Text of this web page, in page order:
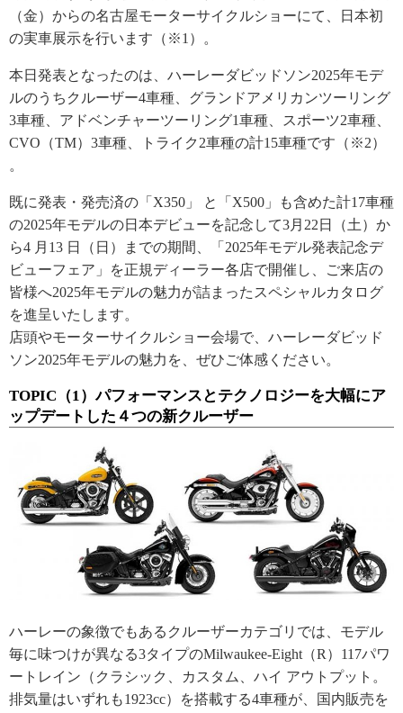
（金）からの名古屋モーターサイクルショーにて、日本初
の実車展示を行います（※1）。
本日発表となったのは、ハーレーダビッドソン2025年モデ
ルのうちクルーザー4車種、グランドアメリカンツーリング
3車種、アドベンチャーツーリング1車種、スポーツ2車種、
CVO（TM）3車種、トライク2車種の計15車種です（※2）
。
既に発表・発売済の「X350」 と「X500」も含めた計17車種
の2025年モデルの日本デビューを記念して3月22日（土）か
ら4 月13 日（日）までの期間、「2025年モデル発表記念デ
ビューフェア」を正規ディーラー各店で開催し、ご来店の
皆様へ2025年モデルの魅力が詰まったスペシャルカタログ
を進呈いたします。
店頭やモーターサイクルショー会場で、ハーレーダビッド
ソン2025年モデルの魅力を、ぜひご体感ください。
TOPIC（1）パフォーマンスとテクノロジーを大幅にア
ップデートした４つの新クルーザー
ハーレーの象徴でもあるクルーザーカテゴリでは、モデル
毎に味つけが異なる3タイプのMilwaukee-Eight（R）117パワ
ートレイン（クラシック、カスタム、ハイ アウトプット。
排気量はいずれも1923cc）を搭載する4車種が、国内販売を